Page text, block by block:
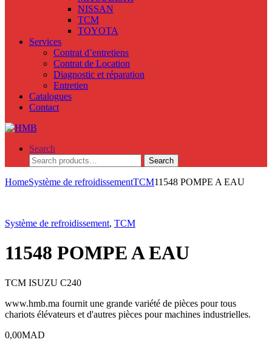
NISSAN
TCM
TOYOTA
Services
Contrat d’entretiens
Contrat de Location
Diagnostic et réparation
Entretien
Catalogues
Contact
Search
Search
for:
Search
HomeSystème de refroidissementTCM11548 POMPE A EAU
Système de refroidissement, TCM
11548 POMPE A EAU
TCM ISUZU C240
www.hmb.ma fournit une grande variété de pièces pour tous
chariots élévateurs et d'autres pièces pour machines industrielles.
0,00MAD